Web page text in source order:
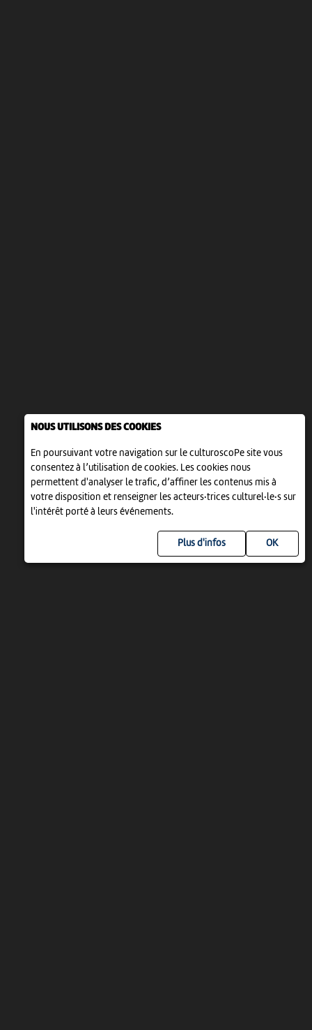
NOUS UTILISONS DES COOKIES
En poursuivant votre navigation sur le culturoscoPe site vous
consentez à l’utilisation de cookies. Les cookies nous
permettent d'analyser le trafic, d’affiner les contenus mis à
votre disposition et renseigner les acteurs·trices culturel·le·s sur
l'intérêt porté à leurs événements.
Plus d'infos